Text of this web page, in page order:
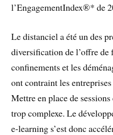
l’EngagementIndex®* de
Le distanciel a été un des
diversification de l’offre
confinements et les
ont contraint les
Mettre en place de
trop complexe. Le
e-learning s’est donc